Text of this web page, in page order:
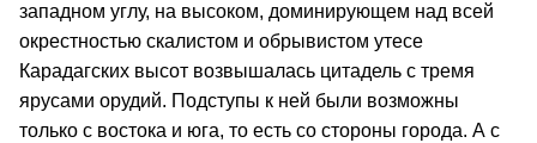
западном углу, на высоком, доминирующем над всей
окрестностью скалистом и обрывистом утесе
Карадагских высот возвышалась цитадель с тремя
ярусами орудий. Подступы к ней были возможны
только с востока и юга, то есть со стороны города. А с